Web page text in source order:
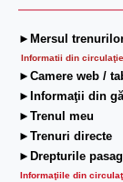
►Mersul
Informatii din circulaţie
►Camere web /
►Informaţii din
►Trenul meu
►Trenuri directe
►Drepturile
Informaţiile din